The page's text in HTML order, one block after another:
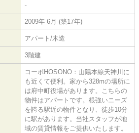
-
2009年 6月 (築17年)
アパート/木造
3階建
コーポHOSONO：山陽本線天神川に
も近くて便利。家から328mの場所に
は府中町役場があります。こちらの
物件はアパートです。根強いニーズ
を誇る駅近の物件となり、徒歩10分
に駅があります。当社スタッフが地
域の賃貸情報をご提供いたします。